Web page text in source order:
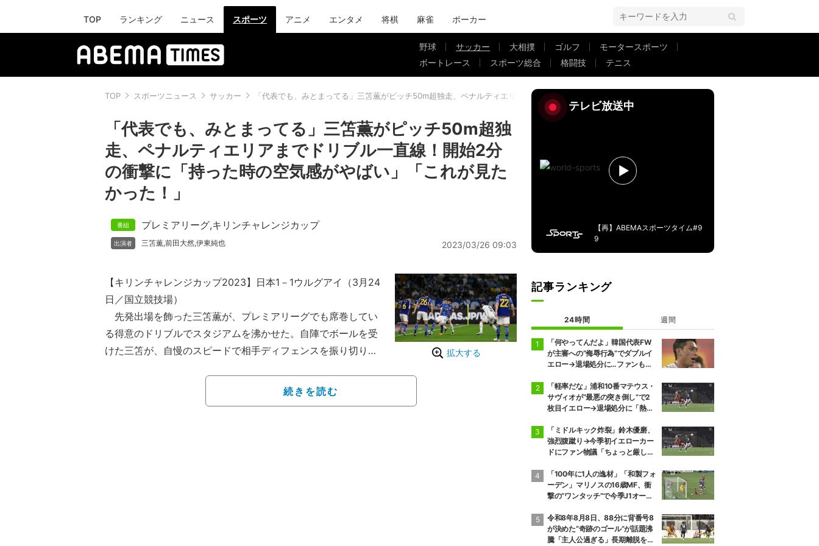
TOP ランキング ニュース スポーツ アニメ エンタメ 将棋 麻雀 ポーカー
野球 サッカー 大相撲 ゴルフ
モータースポーツ
ボートレース
スポーツ総合 格闘技 テニス
TOP スポーツニュース サッカー 「代表でも、みとまってる」三笘薫がピッチ50m超独走、ペナルティエリアまでドリブル一直線！開始2分の衝撃に「持った時の空気感がやばい」「これが見
「代表でも、みとまってる」三笘薫がピッチ50m超独
走、ペナルティエリアまでドリブル一直線！開始2分
の衝撃に「持った時の空気感がやばい」「これが見た
かった！」
プレミアリーグ,キリンチャレンジカップ
三笘薫,前田大然,伊東純也 2023/03/26 09:03
拡大する
【キリンチャレンジカップ2023】日本1－1ウルグアイ（3月24
日／国立競技場）
先発出場を飾った三笘薫が、プレミアリーグでも席巻してい
る得意のドリブルでスタジアムを沸かせた。自陣でボールを受
けた三笘が、自慢のスピードで相手ディフェンスを振り切り独
ポーターからは大興奮の声が寄せられた。
【映像】6万人から歓声があがる三笘薫の独走ドリブル
続きを読む
テレビ放送中
【再】ABEMAスポーツタイム#9
9
記事ランキング
24時間 週間
「何やってんだよ」韓国代表FW
が主審への“侮辱行為”でダブルイ
エロー→退場処分に…ファンも
「軽率だな」浦和10番マテウス・
サヴィオが“最悪の突き倒し”で2
枚目イエロー→退場処分に「熱い
「ミドルキック炸裂」鈴木優磨、
強烈腹蹴り→今季初イエローカー
ドにファン物議「ちょっと厳しい
れる」
「100年に1人の逸材」「和製フォ
ーデン」マリノスの16歳MF、衝
撃の“ワンタッチ”で今季J1オープ
戦初ゴールに「歴史を作りよっ
た」
令和8年8月8日、88分に背番号8
が決めた“奇跡のゴール”が話題沸
騰「主人公過ぎる」長期離脱を経